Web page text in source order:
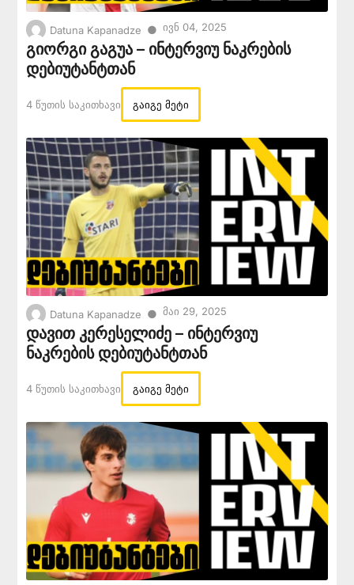
Datuna Kapanadze ● Ივნ 04, 2025
გიორგი გაგუა – ინტერვიუ ნაკრების
დებიუტანტთან
4 Წუთის Საკითხავი გაიგე მეტი
Datuna Kapanadze ● Მაი 29, 2025
დავით კერესელიძე – ინტერვიუ
ნაკრების დებიუტანტთან
4 Წუთის Საკითხავი გაიგე მეტი